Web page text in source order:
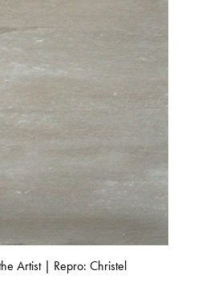
Artist | Repro: Christel